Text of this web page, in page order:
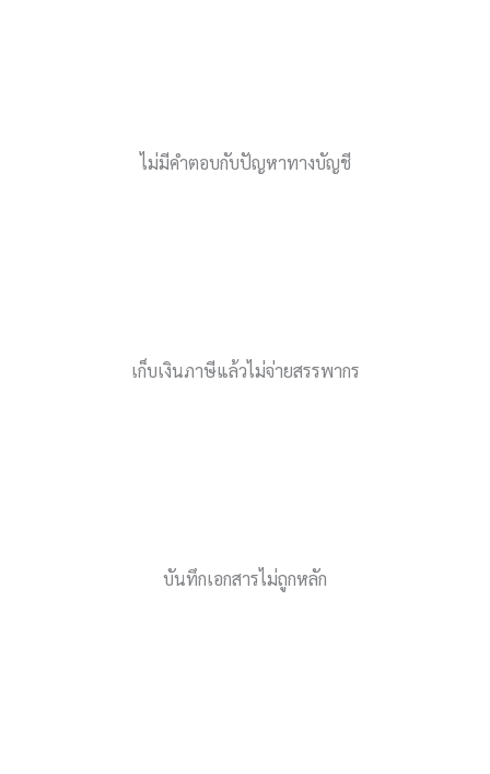
ไม่มีคำตอบกับปัญหาทางบัญชี
เก็บเงินภาษีแล้วไม่จ่ายสรรพากร
บันทึกเอกสารไม่ถูกหลัก